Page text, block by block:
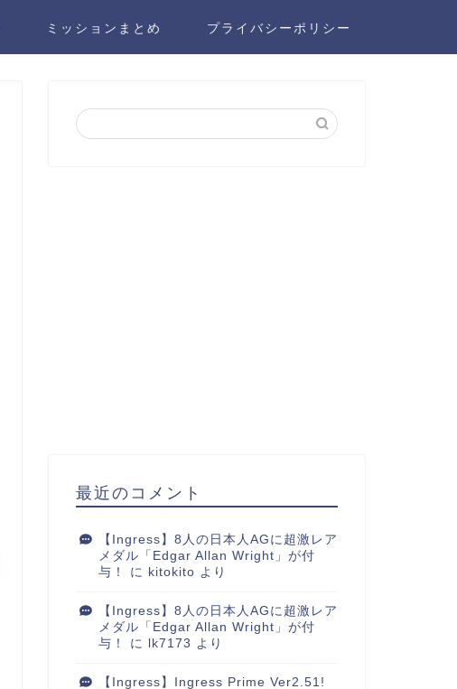
ミッションまとめ プライバシーポリシー
最近のコメント
【Ingress】8人の日本人AGに超激レア
メダル「Edgar Allan Wright」が付
与！
に kitokito より
【Ingress】8人の日本人AGに超激レア
メダル「Edgar Allan Wright」が付
与！
に lk7173 より
【Ingress】Ingress Prime Ver2.51!